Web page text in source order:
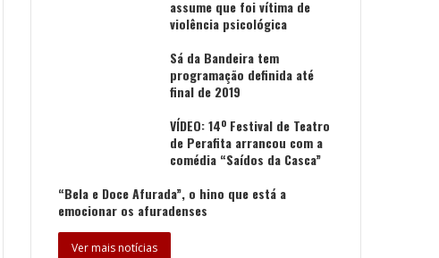
assume que foi vítima de
violência psicológica
Sá da Bandeira tem
programação definida até
final de 2019
VÍDEO: 14º Festival de Teatro
de Perafita arrancou com a
comédia “Saídos da Casca”
“Bela e Doce Afurada”, o hino que está a
emocionar os afuradenses
Ver mais notícias